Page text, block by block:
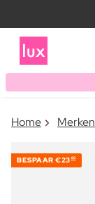
Home Merken
BESPAAR €23 60